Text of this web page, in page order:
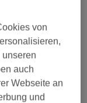
10:00– 19:00
10:00–19:00
10:00–19:00
10:00–19:00
10:00–19:00
10:00– 18:00
von
auch
Webseite an
und